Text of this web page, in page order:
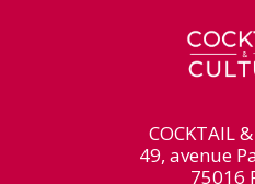
COCKTAIL
49, avenue
75016